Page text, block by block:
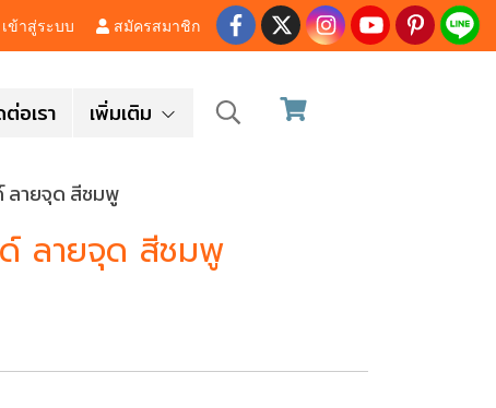
ข้าสู่ระบบ สมัครสมาชิก
อเรา เพิ่มเติม
ลายจุด สีชมพู
ลายจุด สีชมพู